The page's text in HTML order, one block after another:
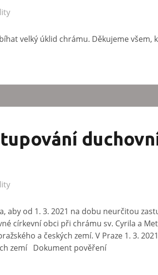
velký úklid chrámu. Děkujeme všem,
aby od 1. 3. 2021 na dobu neurčitou
církevní obci při chrámu sv. Cyrila a
a českých zemí. V Praze 1. 3.
zemí Dokument pověření